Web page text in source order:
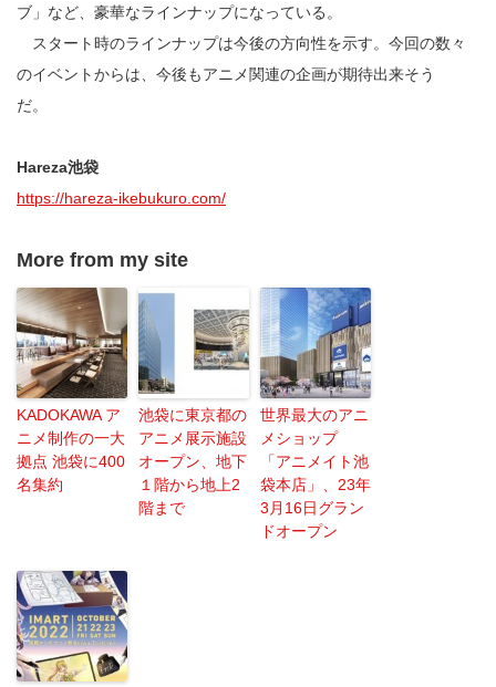
ブ」など、豪華なラインナップになっている。
スタート時のラインナップは今後の方向性を示す。今回の数々
のイベントからは、今後もアニメ関連の企画が期待出来そう
だ。
Hareza池袋
https://hareza-ikebukuro.com/
More from my site
KADOKAWA ア
ニメ制作の一大
拠点 池袋に400
名集約
池袋に東京都の
アニメ展示施設
オープン、地下
１階から地上2
階まで
世界最大のアニ
メショップ
「アニメイト池
袋本店」、23年
3月16日グラン
ドオープン